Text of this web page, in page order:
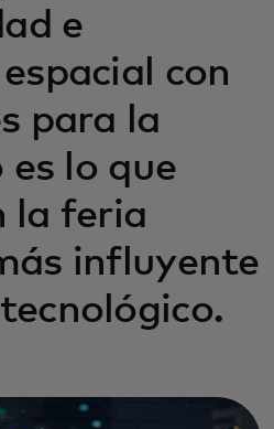
e
con
para la
es lo que
la feria
influyente